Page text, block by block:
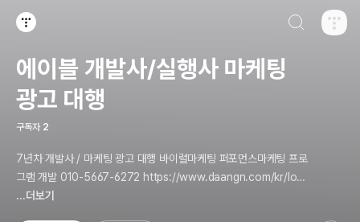
에이블 개발사/실행사 마케팅
광고 대행
구독자 2
7년차 개발사 / 마케팅 광고 대행 바이럴마케팅 퍼포먼스마케팅 프로
그램 개발 010-5667-6272 https://www.daangn.com/kr/loca
l-profile/ymau6dvz638t/
...더보기